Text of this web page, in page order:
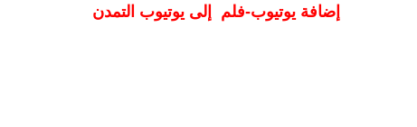
إضافة يوتيوب-فلم إلى يوتيوب التمدن